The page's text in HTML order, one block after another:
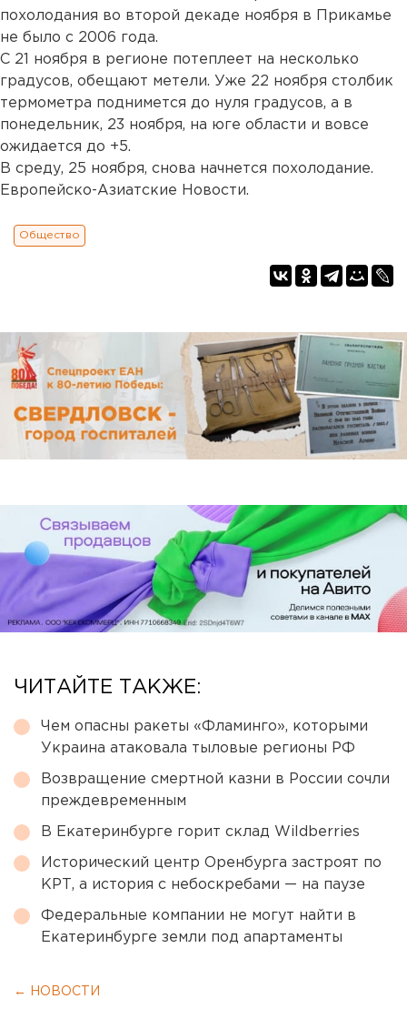
похолодания во второй декаде ноября в Прикамье
не было с 2006 года.
С 21 ноября в регионе потеплеет на несколько
градусов, обещают метели. Уже 22 ноября столбик
термометра поднимется до нуля градусов, а в
понедельник, 23 ноября, на юге области и вовсе
ожидается до +5.
В среду, 25 ноября, снова начнется похолодание.
Европейско-Азиатские Новости.
Общество
ЧИТАЙТЕ ТАКЖЕ:
Чем опасны ракеты «Фламинго», которыми
Украина атаковала тыловые регионы РФ
Возвращение смертной казни в России сочли
преждевременным
В Екатеринбурге горит склад Wildberries
Исторический центр Оренбурга застроят по
КРТ, а история с небоскребами — на паузе
Федеральные компании не могут найти в
Екатеринбурге земли под апартаменты
← НОВОСТИ